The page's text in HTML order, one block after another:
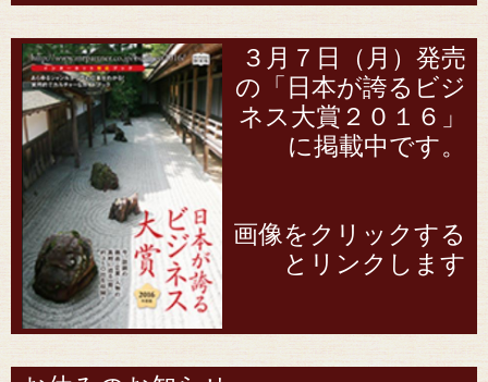
３月７日（月）発売
の「日本が誇るビジ
ネス大賞２０１６」
に掲載中です。
画像をクリックする
とリンクします